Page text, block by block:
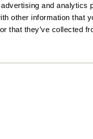
and analytics
other information that
that they’ve collected
Blend Kissen